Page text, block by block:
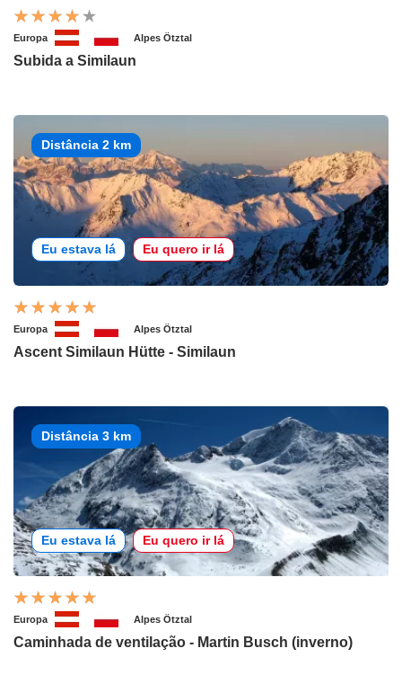
Europa Alpes Ötztal
Subida a Similaun
Distância 2 km
Eu estava lá Eu quero ir lá
Europa Alpes Ötztal
Ascent Similaun Hütte - Similaun
Distância 3 km
Eu estava lá Eu quero ir lá
Europa Alpes Ötztal
Caminhada de ventilação - Martin Busch (inverno)